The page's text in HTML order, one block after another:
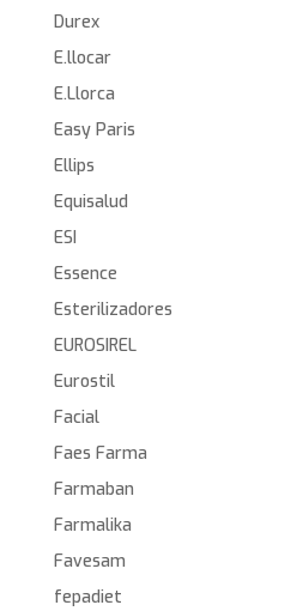
Durex
E.llocar
E.Llorca
Easy Paris
Ellips
Equisalud
ESI
Essence
Esterilizadores
EUROSIREL
Eurostil
Facial
Faes Farma
Farmaban
Farmalika
Favesam
fepadiet